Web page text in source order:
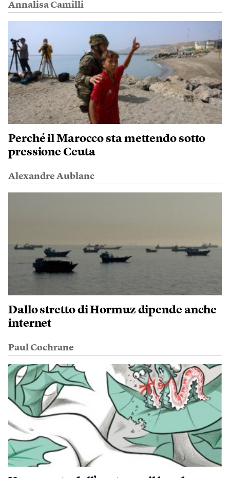
Annalisa Camilli
Perché il Marocco sta mettendo sotto
pressione Ceuta
Alexandre Aublanc
Dallo stretto di Hormuz dipende anche
internet
Paul Cochrane